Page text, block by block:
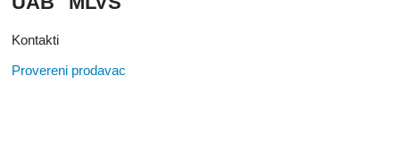
Kontakti
Provereni prodavac